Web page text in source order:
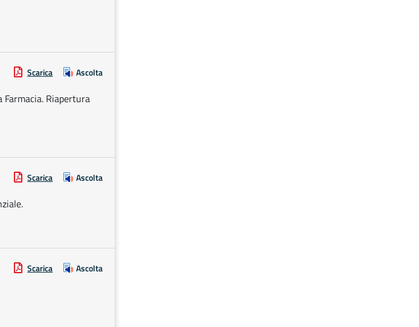
Scarica Ascolta
Riapertura
Scarica Ascolta
Scarica Ascolta